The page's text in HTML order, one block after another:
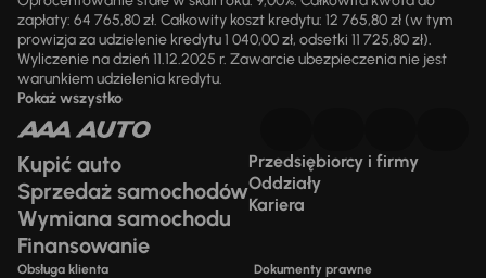
zapłaty: 64 765,80 zł. Całkowity koszt kredytu: 12 765,80 zł (w tym
prowizja za udzielenie kredytu 1 040,00 zł, odsetki 11 725,80 zł).
Wyliczenie na dzień 11.12.2025 r. Zawarcie ubezpieczenia nie jest
warunkiem udzielenia kredytu.
Pokaż wszystko
Kupić auto
Sprzedaż samochodów
Wymiana samochodu
Finansowanie
Przedsiębiorcy i firmy
Oddziały
Kariera
Obsługa klienta Dokumenty prawne